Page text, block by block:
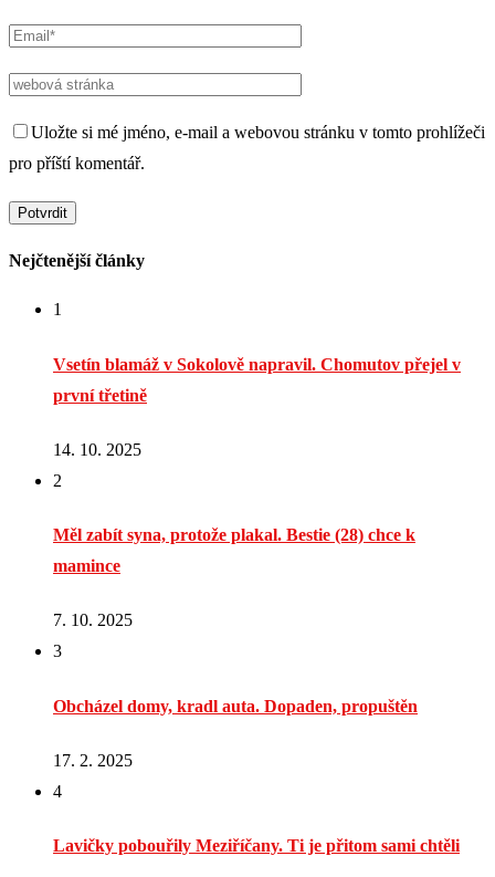
Uložte si mé jméno, e-mail a webovou stránku v tomto prohlížeči
pro příští komentář.
Nejčtenější články
1
Vsetín blamáž v Sokolově napravil. Chomutov přejel v
první třetině
14. 10. 2025
2
Měl zabít syna, protože plakal. Bestie (28) chce k
mamince
7. 10. 2025
3
Obcházel domy, kradl auta. Dopaden, propuštěn
17. 2. 2025
4
Lavičky pobouřily Meziříčany. Ti je přitom sami chtěli